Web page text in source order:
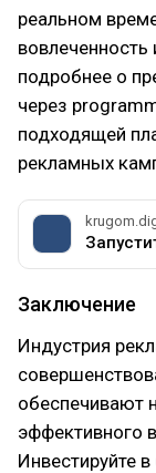
реальном
вовлеченность
подробнее о
через
подходящей
рекламных
Заключение
Индустрия
обеспечивают
эффективного
Инвестируйте